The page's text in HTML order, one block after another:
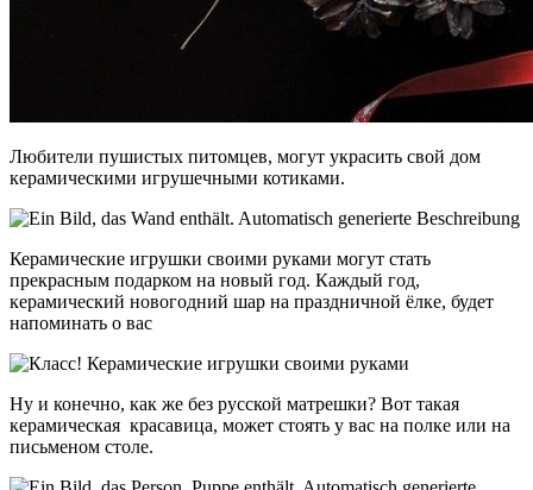
Любители пушистых питомцев, могут украсить свой дом
керамическими игрушечными котиками.
Керамические игрушки своими руками могут стать
прекрасным подарком на новый год. Каждый год,
керамический новогодний шар на праздничной ёлке, будет
напоминать о вас
Ну и конечно, как же без русской матрешки? Вот такая
керамическая красавица, может стоять у вас на полке или на
письменом столе.